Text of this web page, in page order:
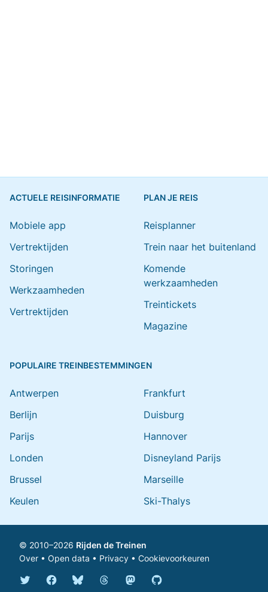
ACTUELE REISINFORMATIE
Mobiele app
Vertrektijden
Storingen
Werkzaamheden
Vertrektijden
PLAN JE REIS
Reisplanner
Trein naar het buitenland
Komende
werkzaamheden
Treintickets
Magazine
POPULAIRE TREINBESTEMMINGEN
Antwerpen
Berlijn
Parijs
Londen
Brussel
Keulen
Frankfurt
Duisburg
Hannover
Disneyland Parijs
Marseille
Ski-Thalys
© 2010–2026 Rijden de Treinen
Over • Open data • Privacy • Cookievoorkeuren